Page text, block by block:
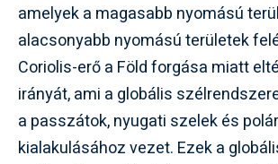
amelyek a magasabb nyomású
alacsonyabb nyomású területek
Coriolis-erő a Föld forgása miatt
irányát, ami a globális
a passzátok, nyugati szelek és
kialakulásához vezet. Ezek a